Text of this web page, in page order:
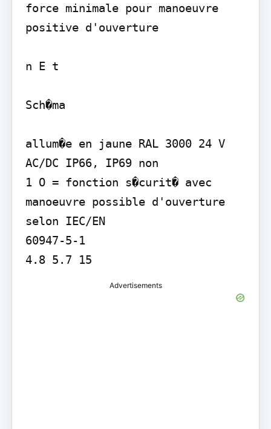
force minimale pour manoeuvre
positive d'ouverture
n E t
Sch�ma
allum�e en jaune RAL 3000 24 V
AC/DC IP66, IP69 non
1 O = fonction s�curit� avec
manoeuvre possible d'ouverture
selon IEC/EN
60947-5-1
Advertisements